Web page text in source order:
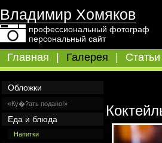
Владимир Хомяков
профессиональный фотограф
персональный сайт
Главная Галерея Статьи
Обложки
«Ку�?ать подано!»
Еда и блюда
Напитки